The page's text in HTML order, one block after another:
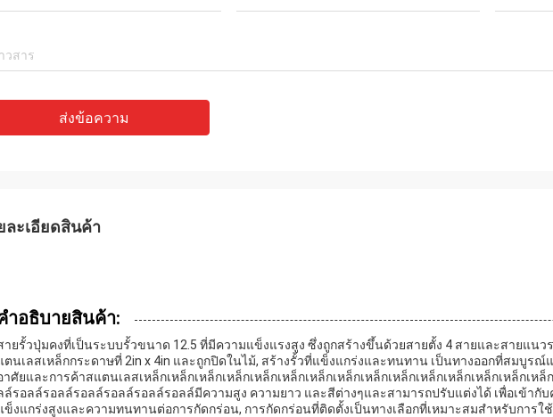
ส่งข้อความ
ละเอียดสินค้า
าอธิบายสินค้า:
ายรั้วปุ่มคงที่เป็นระบบรั้วขนาด 12.5 ที่มีความแข็งแรงสูง ซึ่งถูกสร้างขึ้นด้วยสายตั้ง 4 สายและสายแนว
ตนเลสเหล็กกระดาษที่ 2in x 4in และถูกปิดในไม้, สร้างรั้วที่แข็งแกร่งและทนทาน เป็นทางออกที่สมบูรณ์
าศัยและการค้าสแตนเลสเหล็กเหล็กเหล็กเหล็กเหล็กเหล็กเหล็กเหล็กเหล็กเหล็กเหล็กเหล็กเหล็กเหล็กเห
ล์รอลล์รอลล์รอลล์รอลล์รอลล์รอลล์มีความสูง ความยาว และสีต่างๆและสามารถปรับแต่งได้ เพื่อเข้ากั
ข็งแกร่งสูงและความทนทานต่อการกัดกร่อน, การกัดกร่อนที่ติดตั้งเป็นทางเลือกที่เหมาะสมสําหรับการใ